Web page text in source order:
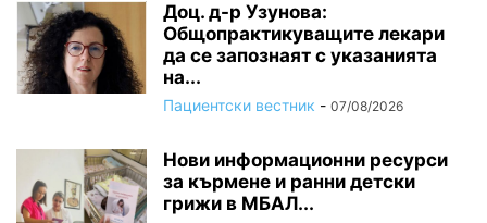
Доц. д-р Узунова:
Общопрактикуващите лекари
да се запознаят с указанията
на...
Пациентски вестник - 07/08/2026
Нови информационни ресурси
за кърмене и ранни детски
грижи в МБАЛ...